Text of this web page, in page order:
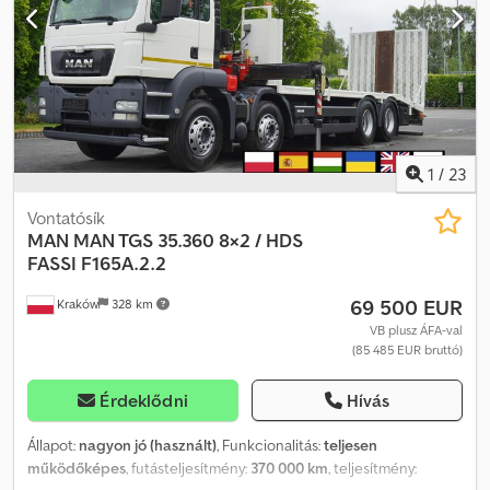
űrtartalma 10677 cc Teljesítmény 400 LE Euro 6 Teljes légrugózás
Pót gumi tartó Pótkocsi tengelykapcsoló 3. tengely felemelve BDF
5 személyes kabin! Automata sebességváltó Légkondicionáló
Vezetési oktatásra alkalmas jármű Extra pedálkészlet Tachográf
Tempomat Napfénytető Rádió Dksdszrl Tkspfx Ambor
Tolatókamera Az autót Mercedes szervizben vásárolták és
szervizelték 100%-ban balesetmentes, teljes dokumentáció, 1
tulajdonos Műszaki és vizuális állapota kiváló 6 azonos darab 1 / 23
Kraków 328 km
Vontatósík
MAN MAN TGS 35.360 8×2 / HDS
FASSI F165A.2.2
69 500 EUR
VB plusz ÁFA-val
(85 485 EUR bruttó)
Érdeklődni Hívás
Állapot: nagyon jó (használt), Funkcionalitás:teljesen
működőképes, futásteljesítmény: 370 000 km, teljesítmény: